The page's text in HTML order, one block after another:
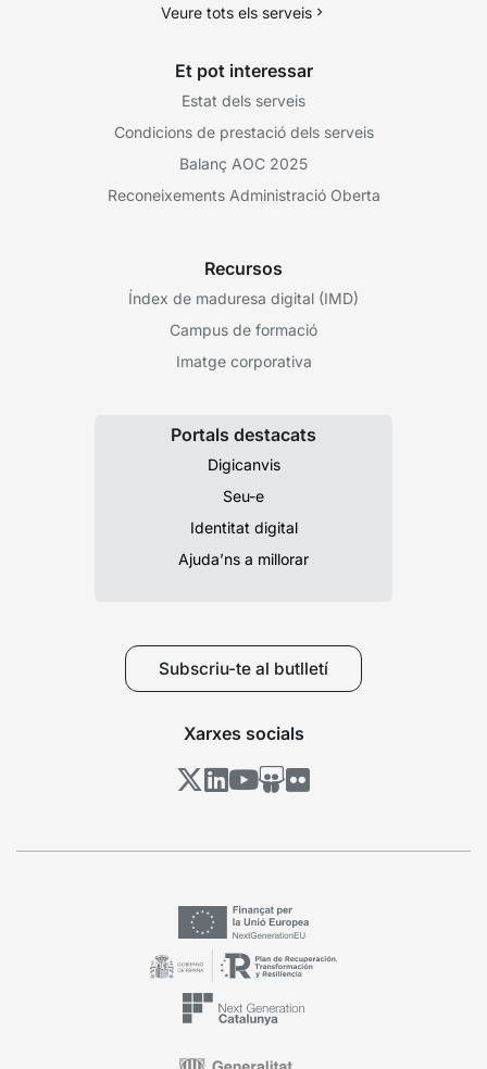
Veure tots els serveis
Et pot interessar
Estat dels serveis
Condicions de prestació dels serveis
Balanç AOC 2025
Reconeixements Administració Oberta
Recursos
Índex de maduresa digital (IMD)
Campus de formació
Imatge corporativa
Portals destacats
Digicanvis
Seu-e
Identitat digital
Ajuda’ns a millorar
Subscriu-te al butlletí
Xarxes socials